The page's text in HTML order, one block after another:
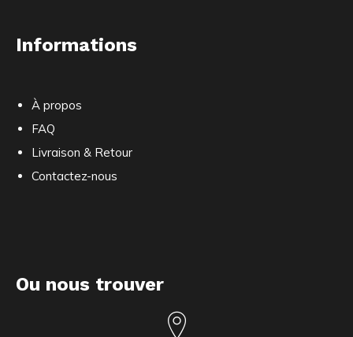
Informations
À propos
FAQ
Livraison & Retour
Contactez-nous
Ou nous trouver